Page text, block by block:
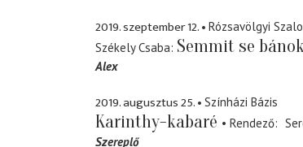
2019. szeptember 12.
Rózsavölgyi
Székely Csaba Semmit se
Alex
2019. augusztus 25. Színházi Bázis
Karinthy-kabaré Rendező
Szereplő